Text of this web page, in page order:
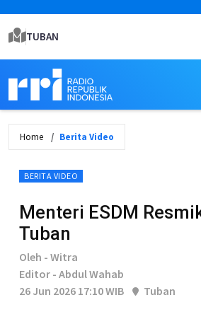
TUBAN
Home Berita Video
BERITA VIDEO
Menteri ESDM
Tuban
Oleh - Witra
Editor - Abdul Wahab
26 Jun 2026 17:10 WIB
Tuban